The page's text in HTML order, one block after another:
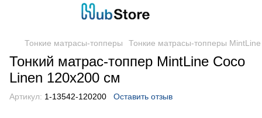
Тонкие матрасы-топперы Тонкие матрасы-топперы MintLine
Тонкий матраc-топпер MintLine Coco
Linen 120x200 см
Артикул: 1-13542-120200 Оставить отзыв